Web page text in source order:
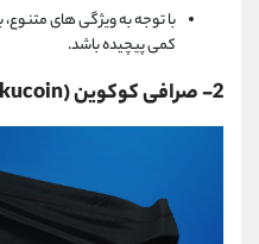
با توجه به ویژگی های متنوع،
کمی پیچیده باشد.
2- صرافی کوکوین (kucoin)